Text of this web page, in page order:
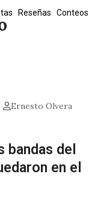
Reseñas Conteos
Ernesto Olvera
bandas del
en el